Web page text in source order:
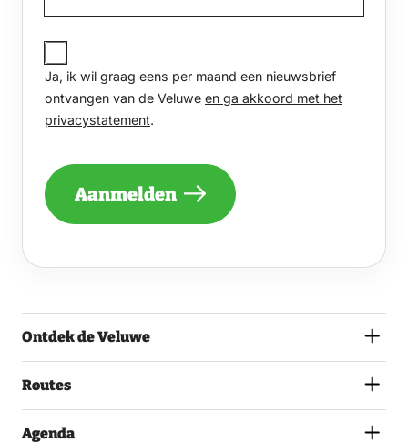
JA,
IK
WIL
GRAAG
PER
EEN
ONTVANGEN
EN
HET
Ja, ik wil graag eens per maand een nieuwsbrief
ontvangen van de Veluwe en ga akkoord met het
privacystatement.
Aanmelden
Ontdek de Veluwe
Routes
Agenda